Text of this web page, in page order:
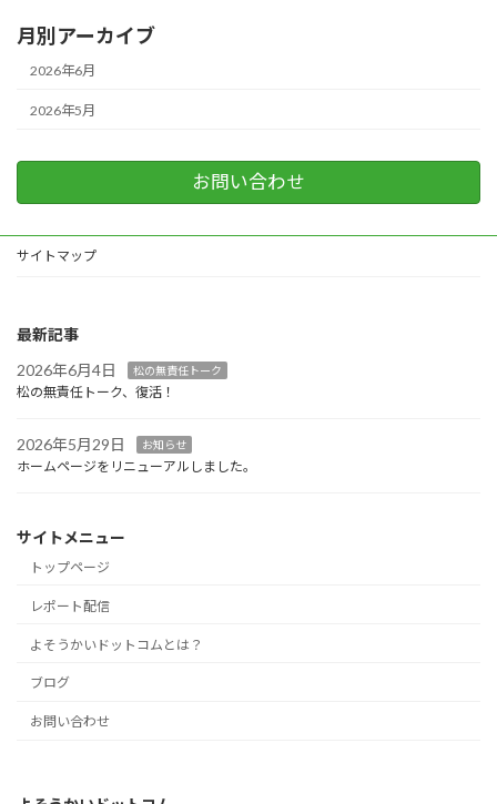
月別アーカイブ
2026年6月
2026年5月
お問い合わせ
サイトマップ
最新記事
2026年6月4日
松の無責任トーク
松の無責任トーク、復活！
2026年5月29日 お知らせ
ホームページをリニューアルしました。
サイトメニュー
トップページ
レポート配信
よそうかいドットコムとは？
ブログ
お問い合わせ